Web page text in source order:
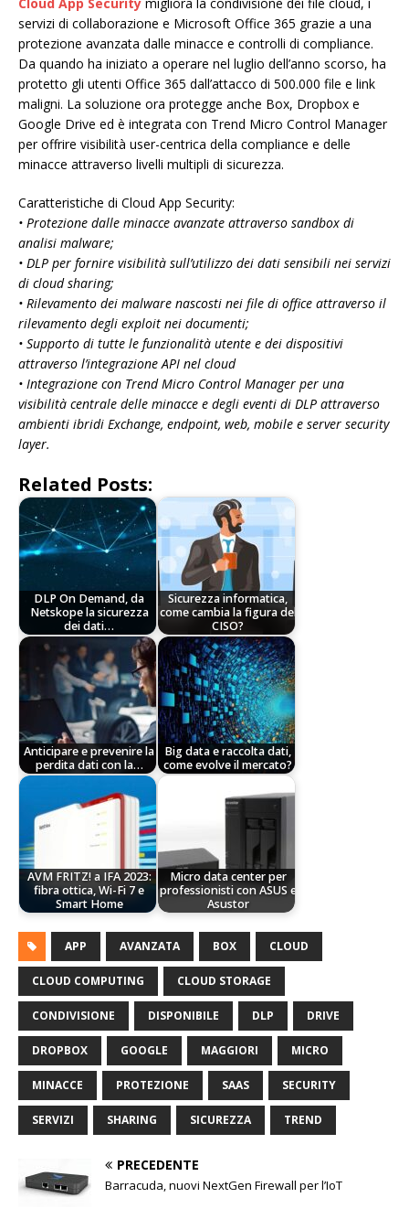
servizi di collaborazione e Microsoft Office 365 grazie a una
protezione avanzata dalle minacce e controlli di compliance.
Da quando ha iniziato a operare nel luglio dell’anno scorso, ha
protetto gli utenti Office 365 dall’attacco di 500.000 file e link
maligni. La soluzione ora protegge anche Box, Dropbox e
Google Drive ed è integrata con Trend Micro Control Manager
per offrire visibilità user-centrica della compliance e delle
minacce attraverso livelli multipli di sicurezza.
Caratteristiche di Cloud App Security:
• Protezione dalle minacce avanzate attraverso sandbox di
analisi malware;
• DLP per fornire visibilità sull’utilizzo dei dati sensibili nei servizi
di cloud sharing;
• Rilevamento dei malware nascosti nei file di office attraverso il
rilevamento degli exploit nei documenti;
• Supporto di tutte le funzionalità utente e dei dispositivi
attraverso l’integrazione API nel cloud
• Integrazione con Trend Micro Control Manager per una
visibilità centrale delle minacce e degli eventi di DLP attraverso
ambienti ibridi Exchange, endpoint, web, mobile e server security
layer.
Related Posts:
DLP On Demand, da
Netskope la sicurezza
dei dati…
Sicurezza informatica,
come cambia la figura del
CISO?
Anticipare e prevenire la
perdita dati con la…
Big data e raccolta dati,
come evolve il mercato?
AVM FRITZ! a IFA 2023:
fibra ottica, Wi-Fi 7 e
Smart Home
Micro data center per
professionisti con ASUS e
Asustor
APP AVANZATA BOX CLOUD
CLOUD COMPUTING CLOUD STORAGE
CONDIVISIONE DISPONIBILE DLP DRIVE
DROPBOX GOOGLE MAGGIORI MICRO
MINACCE PROTEZIONE SAAS SECURITY
SERVIZI SHARING SICUREZZA TREND
PRECEDENTE
Barracuda, nuovi NextGen Firewall per l’IoT